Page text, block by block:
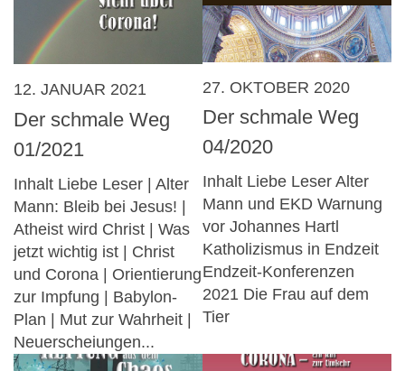
12. JANUAR 2021
Der schmale Weg
01/2021
Inhalt Liebe Leser | Alter
Mann: Bleib bei Jesus! |
Atheist wird Christ | Was
jetzt wichtig ist | Christ
und Corona | Orientierung
zur Impfung | Babylon-
Plan | Mut zur Wahrheit |
Neuerscheiungen...
27. OKTOBER 2020
Der schmale Weg
04/2020
Inhalt Liebe Leser Alter
Mann und EKD Warnung
vor Johannes Hartl
Katholizismus in Endzeit
Endzeit-Konferenzen
2021 Die Frau auf dem
Tier